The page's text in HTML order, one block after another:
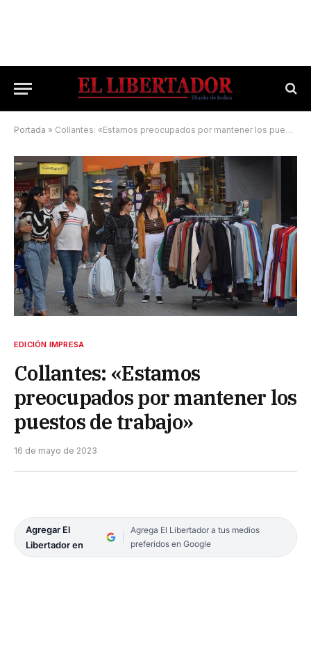
Portada » Collantes: «Estamos preocupados por mantener los puestos de trabajo»
EDICIÓN IMPRESA
Collantes: «Estamos
preocupados por mantener los
puestos de trabajo»
16 de mayo de 2023
Agregar El
Libertador en
Agrega El Libertador a tus medios
preferidos en Google